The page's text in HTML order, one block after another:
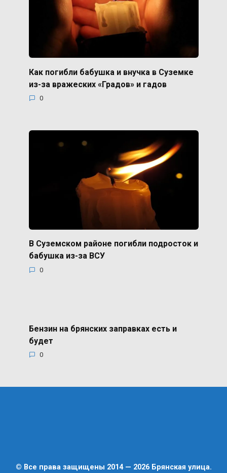
Как погибли бабушка и внучка в Суземке
из-за вражеских «Градов» и гадов
0
В Суземском районе погибли подросток и
бабушка из-за ВСУ
0
Бензин на брянских заправках есть и
будет
0
© Все права защищены 2014 — 2026 Брянская улица.